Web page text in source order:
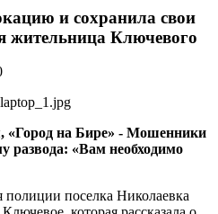
и сохранила свои
жительница Ключевого
на Бире» - Мошенники
развода: «Вам необходимо
поселка Николаевка